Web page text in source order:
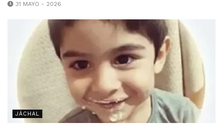
31 MAYO - 2026
JÁCHAL